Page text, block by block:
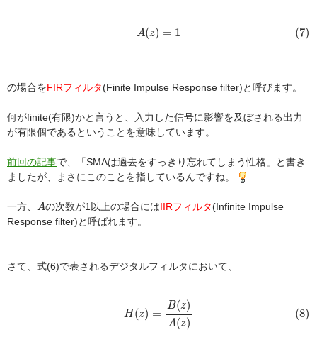
A(z) = 1 (7)
(7)A ( =1
の場合をFIRフィルタ(Finite Impulse Response filter)と呼びます。
何がfinite(有限)かと言うと、入力した信号に影響を及ぼされる出力
が有限個であるということを意味しています。
前回の記事で、「SMAは過去をすっきり忘れてしまう性格」と書き
ましたが、まさにこのことを指しているんですね。
一方、 A
Aの次数が1以上の場合にはIIRフィルタ(Infinite Impulse
Response filter)と呼ばれます。
さて、式(6)で表されるデジタルフィルタにおいて、
H(z) =
B(z)
A(z)
(8)
(z) A